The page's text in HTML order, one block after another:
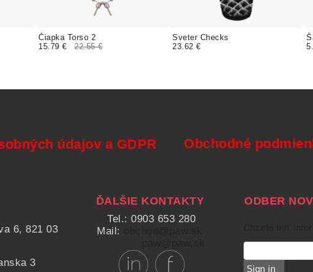
Čiapka Torso 2
15.79 € 22.55 €
Sveter Checks
23.62 €
údajov a GDPR Obchodné
6, 821 03
3
ĎALŠIE KONTAKTY
Tel.: 0903 653 280
Mail:
ODBER
Sign in